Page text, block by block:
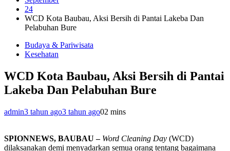
24
WCD Kota Baubau, Aksi Bersih di Pantai Lakeba Dan
Pelabuhan Bure
Budaya & Pariwisata
Kesehatan
WCD Kota Baubau, Aksi Bersih di Pantai
Lakeba Dan Pelabuhan Bure
admin3 tahun ago3 tahun ago02 mins
SPIONNEWS, BAUBAU – Word Cleaning Day (WCD)
dilaksanakan demi menyadarkan semua orang tentang bagaimana